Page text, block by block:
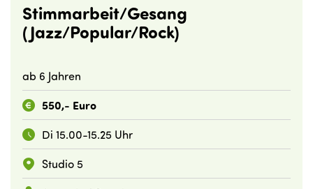
Stimmarbeit/Gesang
(Jazz/Popular/Rock)
ab 6 Jahren
550,- Euro
Di 15.00-15.25 Uhr
Studio 5